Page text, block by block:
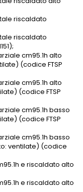
riscaldato
riscaldato
cm95.1h alto
(codice FTSP
cm95.1h alto
(codice FTSP
cm95.1h basso
(codice FTSP
cm95.1h basso
ventilate) (codice
e riscaldato alto
e riscaldato alto